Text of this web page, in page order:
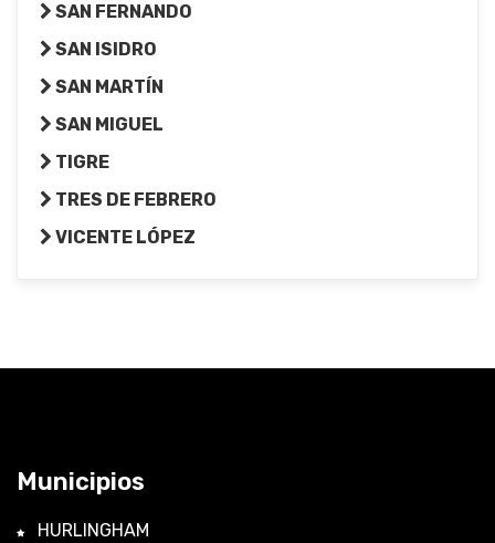
SAN FERNANDO
SAN ISIDRO
SAN MARTÍN
SAN MIGUEL
TIGRE
TRES DE FEBRERO
VICENTE LÓPEZ
Municipios
HURLINGHAM